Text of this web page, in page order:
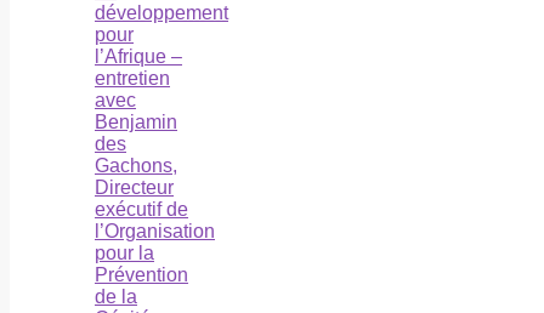
développement
pour
l’Afrique –
entretien
avec
Benjamin
des
Gachons,
Directeur
exécutif de
l’Organisation
pour la
Prévention
de la